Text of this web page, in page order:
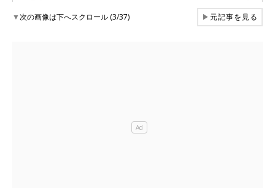
▼次の画像は下へスクロール (3/37) ▶元記事を見る